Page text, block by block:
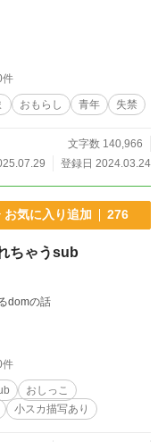
件
おもらし 青年 失禁
文字数 140,966
登録日 2024.03.24
お気に入り追加 276
ちゃうsub
domの話
件
おしっこ
小スカ描写あり